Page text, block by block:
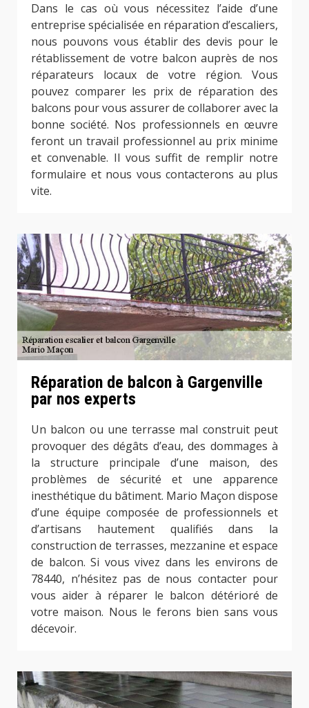
Dans le cas où vous nécessitez l’aide d’une
entreprise spécialisée en réparation d’escaliers,
nous pouvons vous établir des devis pour le
rétablissement de votre balcon auprès de nos
réparateurs locaux de votre région. Vous
pouvez comparer les prix de réparation des
balcons pour vous assurer de collaborer avec la
bonne société. Nos professionnels en œuvre
feront un travail professionnel au prix minime
et convenable. Il vous suffit de remplir notre
formulaire et nous vous contacterons au plus
vite.
Réparation de balcon à Gargenville
par nos experts
Un balcon ou une terrasse mal construit peut
provoquer des dégâts d’eau, des dommages à
la structure principale d’une maison, des
problèmes de sécurité et une apparence
inesthétique du bâtiment. Mario Maçon dispose
d’une équipe composée de professionnels et
d’artisans hautement qualifiés dans la
construction de terrasses, mezzanine et espace
de balcon. Si vous vivez dans les environs de
78440, n’hésitez pas de nous contacter pour
vous aider à réparer le balcon détérioré de
votre maison. Nous le ferons bien sans vous
décevoir.